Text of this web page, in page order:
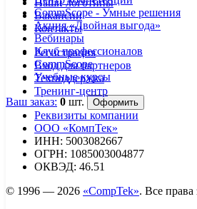
CommScope - Умные решения
Акция «Двойная выгода»
Вебинары
Клуб профессионалов
CommScope
Учебные курсы
Ваш заказ: 0 шт.
Вакансии
Контакты
Регистрация
Вход для партнеров
Техподдержка
Тренинг-центр
Реквизиты компании
ООО «КомпТек»
ИНН: 5003082667
ОГРН: 1085003004877
ОКВЭД: 46.51
© 1996 — 2026 «CompTek». Все